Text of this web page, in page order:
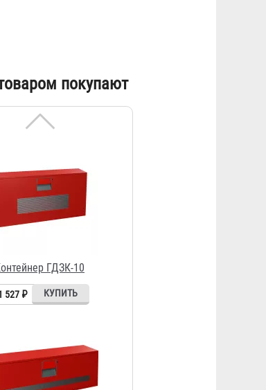
покупают
ГДЗК-10
Шанс Е-5
100 ₽